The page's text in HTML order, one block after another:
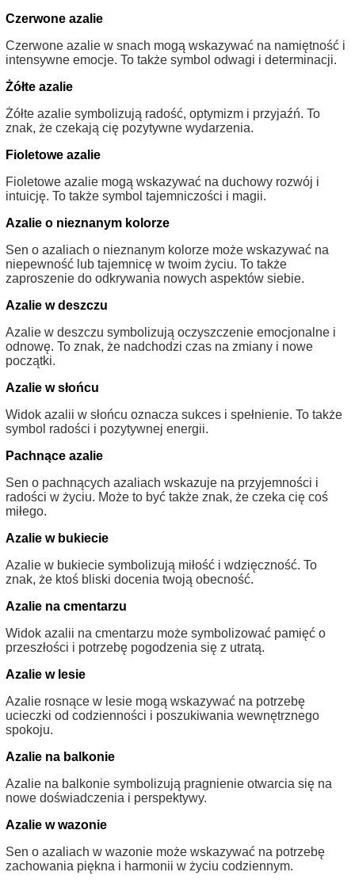
Czerwone azalie
Czerwone azalie w snach mogą wskazywać na namiętność i
intensywne emocje. To także symbol odwagi i determinacji.
Żółte azalie
Żółte azalie symbolizują radość, optymizm i przyjaźń. To
znak, że czekają cię pozytywne wydarzenia.
Fioletowe azalie
Fioletowe azalie mogą wskazywać na duchowy rozwój i
intuicję. To także symbol tajemniczości i magii.
Azalie o nieznanym kolorze
Sen o azaliach o nieznanym kolorze może wskazywać na
niepewność lub tajemnicę w twoim życiu. To także
zaproszenie do odkrywania nowych aspektów siebie.
Azalie w deszczu
Azalie w deszczu symbolizują oczyszczenie emocjonalne i
odnowę. To znak, że nadchodzi czas na zmiany i nowe
początki.
Azalie w słońcu
Widok azalii w słońcu oznacza sukces i spełnienie. To także
symbol radości i pozytywnej energii.
Pachnące azalie
Sen o pachnących azaliach wskazuje na przyjemności i
radości w życiu. Może to być także znak, że czeka cię coś
miłego.
Azalie w bukiecie
Azalie w bukiecie symbolizują miłość i wdzięczność. To
znak, że ktoś bliski docenia twoją obecność.
Azalie na cmentarzu
Widok azalii na cmentarzu może symbolizować pamięć o
przeszłości i potrzebę pogodzenia się z utratą.
Azalie w lesie
Azalie rosnące w lesie mogą wskazywać na potrzebę
ucieczki od codzienności i poszukiwania wewnętrznego
spokoju.
Azalie na balkonie
Azalie na balkonie symbolizują pragnienie otwarcia się na
nowe doświadczenia i perspektywy.
Azalie w wazonie
Sen o azaliach w wazonie może wskazywać na potrzebę
zachowania piękna i harmonii w życiu codziennym.